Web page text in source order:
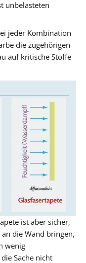
unbelasteten
jeder Kombination
die zugehörigen
auf kritische Stoffe
ist aber sicher,
an die Wand bringen,
wenig
Sache nicht